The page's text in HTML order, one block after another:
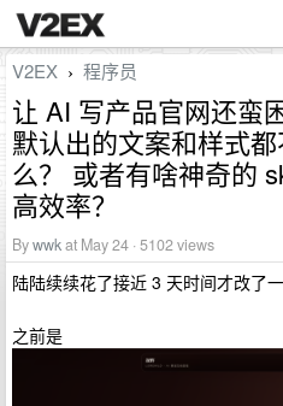
V2EX › 程序员
让 AI 写产品官网还蛮
默认出的文案和样式
么？ 或者有啥神奇的
高效率？
Bywwkat May 24 · 5102 views
陆陆续续花了接近 3 天时间才改了一
之前是